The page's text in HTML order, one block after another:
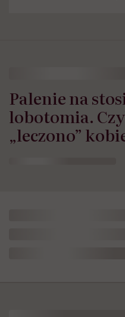
Palenie na
lobotomia.
„leczono”